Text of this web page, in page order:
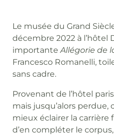
Le musée du Grand
décembre 2022 à l’hôtel
importante Allégorie de
Francesco Romanelli,
sans cadre.
Provenant de l’hôtel
mais jusqu’alors
mieux éclairer la carrière
d’en compléter le